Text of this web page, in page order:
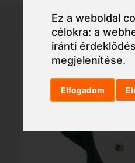
Ez a weboldal
célokra:a
iránti
megjelenítése.
Elfogadom
Főoldal